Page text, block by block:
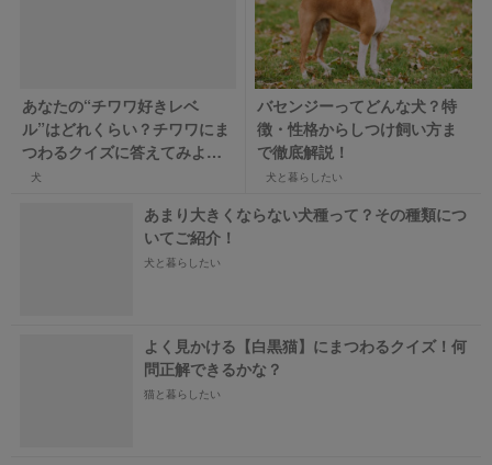
あなたの“チワワ好きレベ
ル”はどれくらい？チワワにま
つわるクイズに答えてみよ
う！
犬
バセンジーってどんな犬？特
徴・性格からしつけ飼い方ま
で徹底解説！
犬と暮らしたい
あまり大きくならない犬種って？その種類につ
いてご紹介！
犬と暮らしたい
よく見かける【白黒猫】にまつわるクイズ！何
問正解できるかな？
猫と暮らしたい